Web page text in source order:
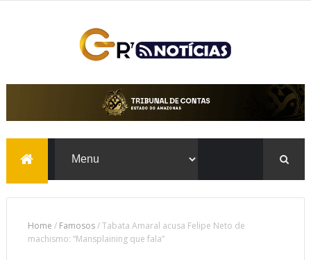
Home / Famosos/Tabata Amaral acusa Felipe Neto de
machismo: “Mansplaining que fala”